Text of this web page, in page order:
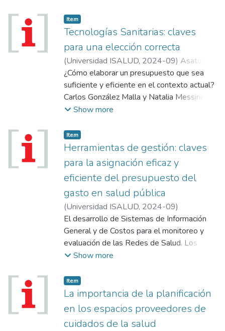
analizar esta innovación desde la
perspectiva de los propios alumnos, y
exploramos los aspectos que ellos
consideraron más relevantes durante el
proceso. A través de esta intervención,
ofrecemos una visión integral de cómo la
IAG está transformando la experiencia
educativa en nuestra institución.
Item
Tecnologías Sanitarias: claves
para una elección correcta
(Universidad ISALUD, 2024-09) Asato,
Andrés
¿Cómo elaborar un presupuesto que sea
suficiente y eficiente en el contexto actual?
Carlos González Malla y Natalia Messina,
ambos forman parte del Curso de
Evaluación de las Tecnologías Sanitarias de
la Universidad ISALUD, analizan los roles,
las dificultades y desafíos que enfrentan los
distintos sectores de la salud para alcanzar
un sistema más equitativo. El alto precio y
costo de los medicamentos y la importancia
de actualizar la formación profesional, la
toma de decisiones basadas en evidencia y
la posibilidad de contar con la información
adecuada.
Show more
Item
Herramientas de gestión: claves
para la asignación eficaz y
eficiente del presupuesto del
gasto en salud pública
(Universidad ISALUD, 2024-09)
Schweiger, Arturo
El desarrollo de Sistemas de Información
General y de Costos para el monitoreo y
evaluación de las Redes de Salud. Los
casos de presupuesto de gasto ejecutado
Aires y en la Ciudad Autónoma de Buenos
Aires. El presupuesto por resultados y la
importancia de empoderar al personal
mediante metas e incentivos.
Show more
Item
La importancia de la planificación
en los espacios proveedores de
cuidados de la salud